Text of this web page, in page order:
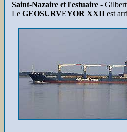
Saint-Nazaire et l'estuaire -
Le GEOSURVEYOR XXII est